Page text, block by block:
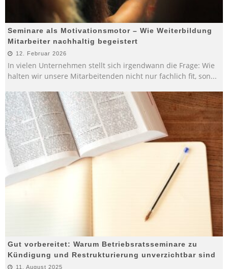
Seminare als Motivationsmotor – Wie Weiterbildung
Mitarbeiter nachhaltig begeistert
12. Februar 2026
In vielen Unternehmen stellt sich irgendwann die Frage: Wie
halten wir unsere Mitarbeitenden nicht nur fachlich fit, son...
Gut vorbereitet: Warum Betriebsratsseminare zu
Kündigung und Restrukturierung unverzichtbar sind
11. August 2025